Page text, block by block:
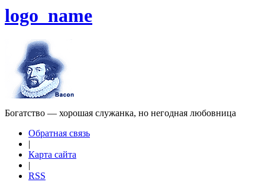
logo_name
Богатство — хорошая служанка, но негодная любовница
Обратная связь
|
Карта сайта
|
RSS